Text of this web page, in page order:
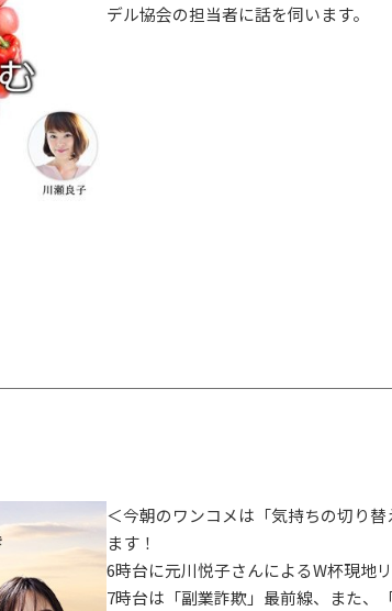
POWER PLAY
デル協会の担当者に話を伺います。
＜今朝のワンコメは「気持ちの切り
ます！
6時台に元川悦子さんによるW杯現地リ
7時台は「副業詐欺」最前線、また、